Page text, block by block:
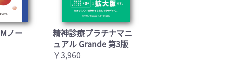
ノー
精神診療プラチナマニ
ュアル Grande 第3版
￥3,960